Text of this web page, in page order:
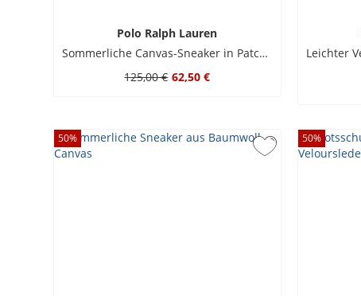
Polo Ralph Lauren
Sommerliche Canvas-Sneaker in Patchwork-Optik
125,00 € 62,50 €
50% 50%